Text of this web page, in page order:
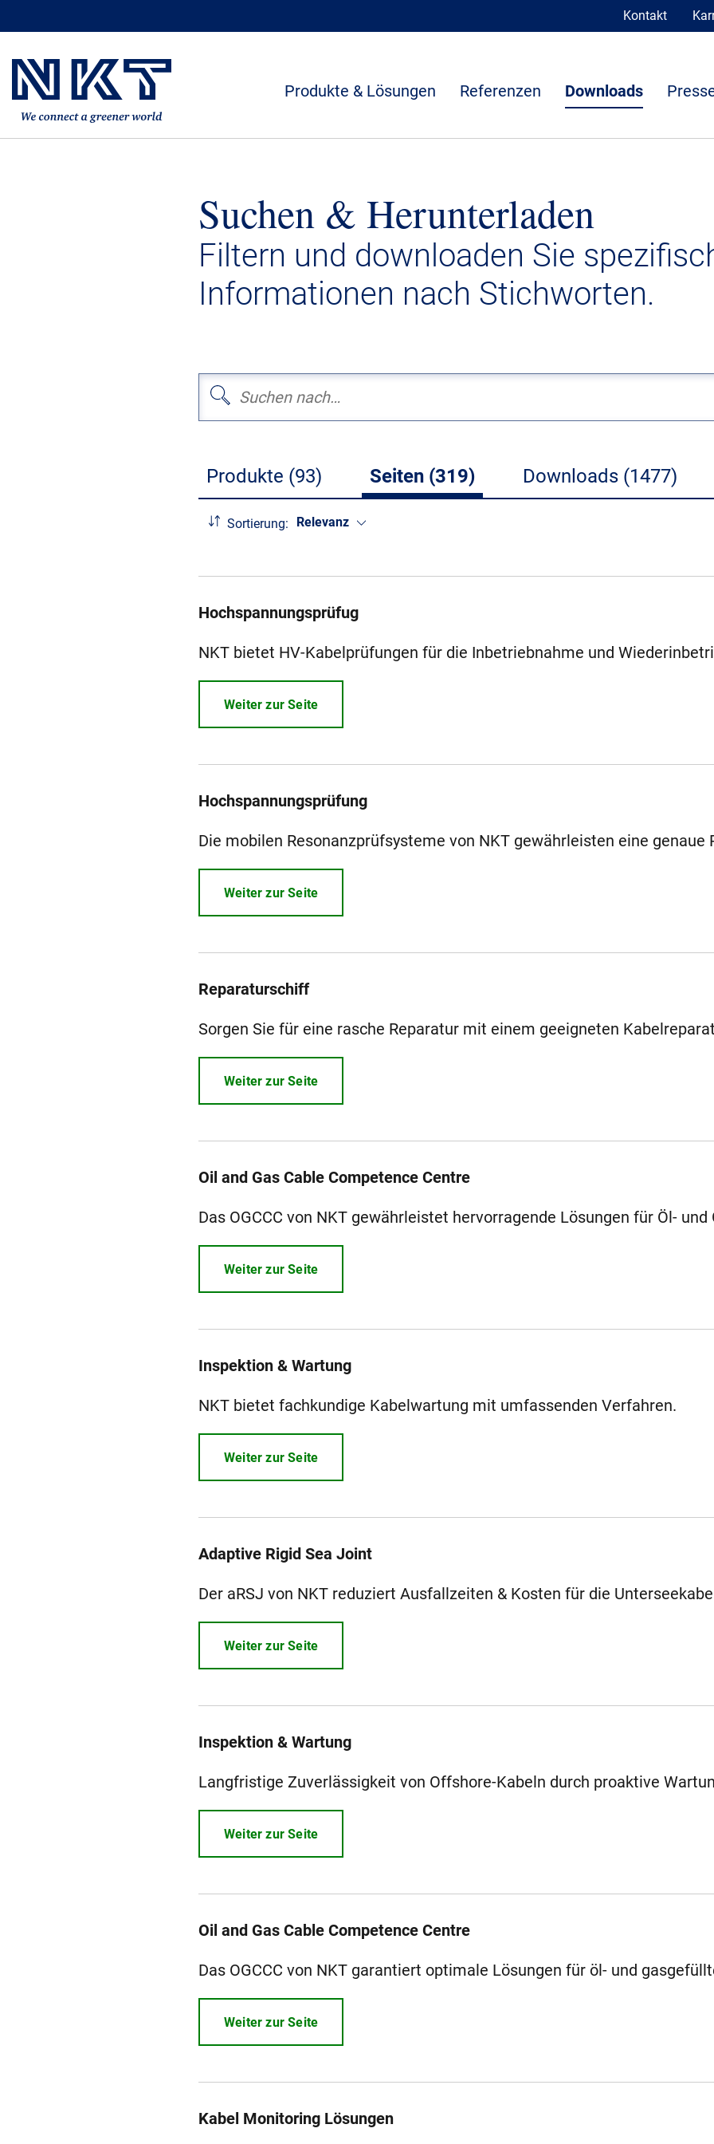
Kontakt
Produkte & Lösungen Referenzen Downloads
Suchen & Herunterladen
Filtern und downloaden Sie
Informationen nach Stichworten.
Produkte (93) Seiten (319) Downloads (1477)
Sortierung: Relevanz
Hochspannungsprüfug
NKT bietet HV-Kabelprüfungen für die Inbetriebnahme und
Weiter zur Seite
Hochspannungsprüfung
Die mobilen Resonanzprüfsysteme von NKT gewährleisten eine genaue
Weiter zur Seite
Reparaturschiff
Sorgen Sie für eine rasche Reparatur mit einem geeigneten
Weiter zur Seite
Oil and Gas Cable Competence Centre
Das OGCCC von NKT gewährleistet hervorragende Lösungen für Öl- und
Weiter zur Seite
Inspektion & Wartung
NKT bietet fachkundige Kabelwartung mit umfassenden Verfahren.
Weiter zur Seite
Adaptive Rigid Sea Joint
Der aRSJ von NKT reduziert Ausfallzeiten & Kosten für die
Weiter zur Seite
Inspektion & Wartung
Langfristige Zuverlässigkeit von Offshore-Kabeln durch proaktive
Weiter zur Seite
Oil and Gas Cable Competence Centre
Das OGCCC von NKT garantiert optimale Lösungen für öl- und
Weiter zur Seite
Kabel Monitoring Lösungen